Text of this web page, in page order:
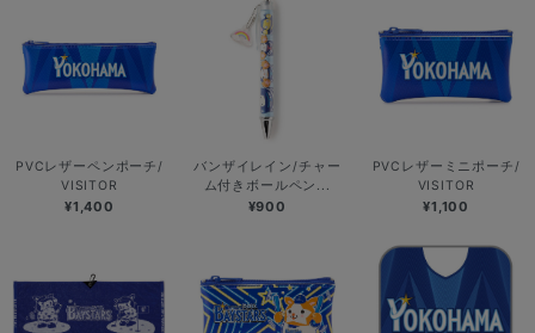
PVCレザーペンポーチ/
VISITOR
¥1,400
バンザイレイン/チャー
ム付きボールペン...
¥900
PVCレザーミニポーチ/
VISITOR
¥1,100